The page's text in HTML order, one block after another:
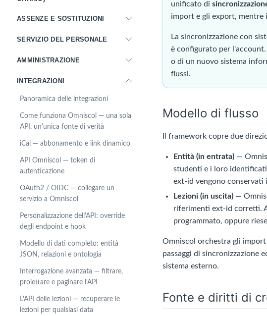
ASSENZE E SOSTITUZIONI
SERVIZIO DEL PERSONALE
AMMINISTRAZIONE
INTEGRAZIONI
Panoramica delle integrazioni
Come funziona Omniscol — una sola
API, un'unica fonte di verità
iCal — abbonamento e link dinamico
API Omniscol — token di
autenticazione
OAuth2 / OIDC — collegare un
servizio a Omniscol
Personalizzazione dell'API: override
degli endpoint e hook
Modello di dati completo: entità
JSON, relazioni e ontologia
Interrogazione avanzata — filtrare,
proiettare e paginare l'API
L'API delle lezioni — recuperare le
lezioni per qualsiasi data
unificato di
import e gli export, mentre
La sincronizzazione con
è configurato per
o di un nuovo sistema
flussi.
Modello di flusso
Il framework copre due
Entità (in entrata) —
studenti e i loro
ext-id vengono conservati
Lezioni (in uscita) —
riferimenti ext-id corretti.
programmato, oppure
Omniscol orchestra gli
passaggi di sincronizzazione
sistema esterno.
Fonte e diritti di